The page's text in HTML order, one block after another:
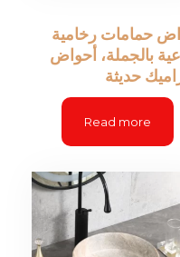
حمامات رخامية
بالجملة، أحواض
حديثة
Read more